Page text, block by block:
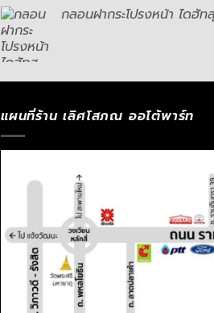
กลอนฝากระโปรงหน้า ไดฮัท
แผนที่ร้าน เลิศโสภณ ออโต้พาร์ท